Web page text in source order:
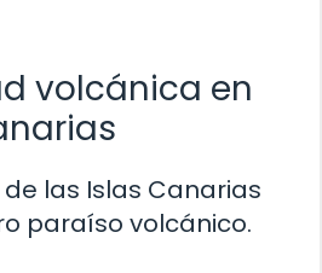
volcánica en
las Islas Canarias
paraíso volcánico.